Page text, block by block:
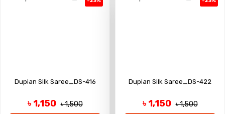
Dupian Silk Saree_DS-416
৳ 1,150 ৳ 1,500
Dupian Silk Saree_DS-422
৳ 1,150 ৳ 1,500